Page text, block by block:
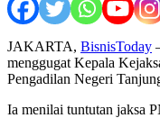
JAKARTA, BisnisToday
menggugat Kepala
Pengadilan Negeri
Ia menilai tuntutan jaksa